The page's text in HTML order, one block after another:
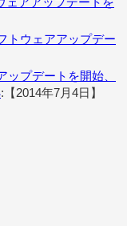
トウェアアップデー
プデートを開始、
:【2014年7月4日】